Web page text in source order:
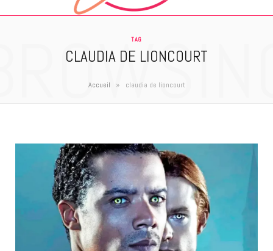
TAG
CLAUDIA DE LIONCOURT
Accueil » claudia de lioncourt